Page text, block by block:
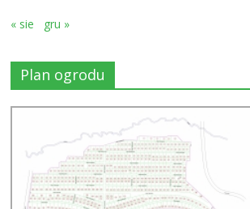
« sie gru »
Plan ogrodu